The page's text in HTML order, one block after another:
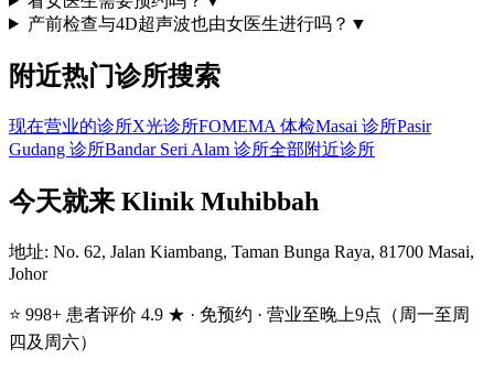
产前检查与4D超声波也由女医生进行吗？ ▼
附近热门诊所搜索
现在营业的诊所X光诊所FOMEMA 体检Masai 诊所Pasir
Gudang 诊所Bandar Seri Alam 诊所全部附近诊所
今天就来 Klinik Muhibbah
地址: No. 62, Jalan Kiambang, Taman Bunga Raya, 81700 Masai,
Johor
⭐ 998+ 患者评价 4.9 ★ · 免预约 · 营业至晚上9点（周一至周
四及周六）